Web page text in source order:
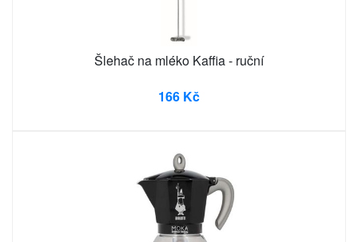
Šlehač na mléko Kaffia - ruční
166 Kč